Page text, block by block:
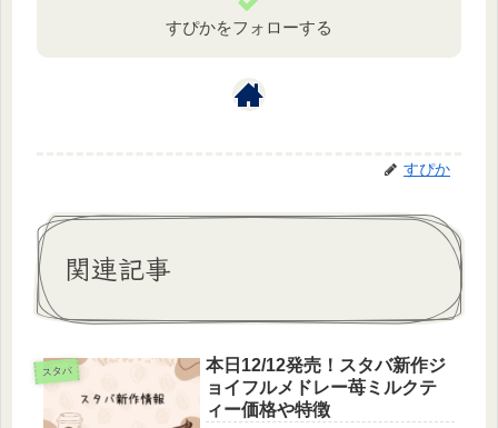
すぴかをフォローする
すぴか
関連記事
スタバ
本日12/12発売！スタバ新作ジ
ョイフルメドレー苺ミルクテ
ィー価格や特徴